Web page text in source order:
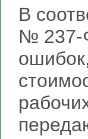
В
№ 237-